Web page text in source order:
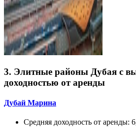
3. Элитные районы Дубая с
доходностью от аренды
Дубай Марина
Средняя доходность от аренды: